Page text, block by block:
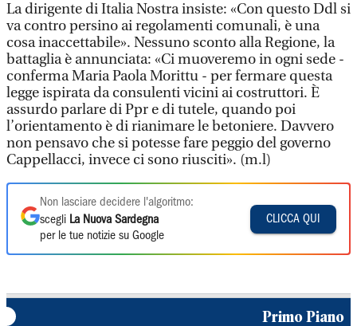
La dirigente di Italia Nostra insiste: «Con questo Ddl si
va contro persino ai regolamenti comunali, è una
cosa inaccettabile». Nessuno sconto alla Regione, la
battaglia è annunciata: «Ci muoveremo in ogni sede -
conferma Maria Paola Morittu - per fermare questa
legge ispirata da consulenti vicini ai costruttori. È
assurdo parlare di Ppr e di tutele, quando poi
l’orientamento è di rianimare le betoniere. Davvero
non pensavo che si potesse fare peggio del governo
Cappellacci, invece ci sono riusciti». (m.l)
Non lasciare decidere l'algoritmo:
scegli La Nuova Sardegna
per le tue notizie su Google
CLICCA QUI
Primo Piano